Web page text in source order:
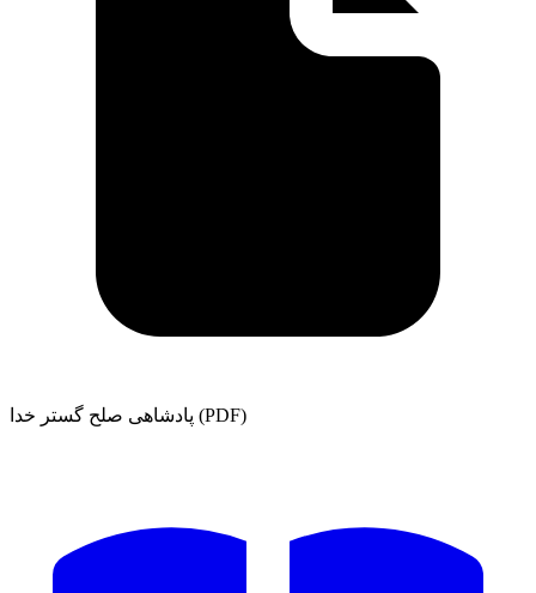
پادشاهی صلح گستر خدا (PDF)